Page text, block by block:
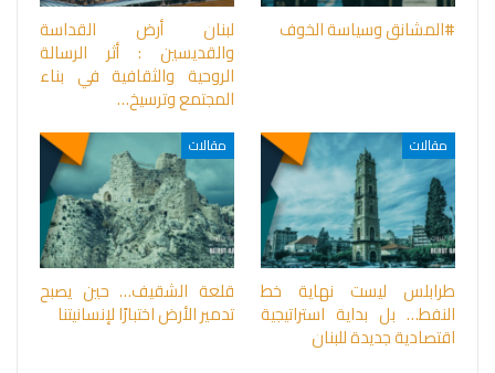
#المشانق وسياسة الخوف لبنان أرض القداسة
والقديسين : أثر الرسالة
الروحية والثقافية في بناء
المجتمع وترسيخ…
مقالات
طرابلس ليست نهاية خط
النفط… بل بداية استراتيجية
اقتصادية جديدة للبنان
مقالات
قلعة الشقيف… حين يصبح
تدمير الأرض اختبارًا لإنسانيتنا